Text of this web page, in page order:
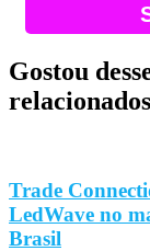
Gostou
Trade
LedWave no
Brasil